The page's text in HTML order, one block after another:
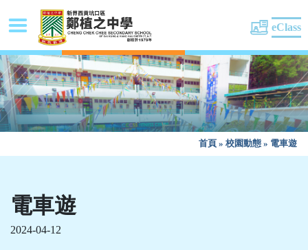
eClass
首頁 » 校園動態 » 電車遊
電車遊
2024-04-12